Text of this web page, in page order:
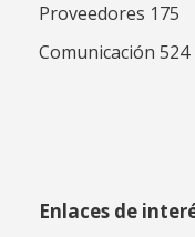
Proveedores 175
Comunicación 524
Enlaces de